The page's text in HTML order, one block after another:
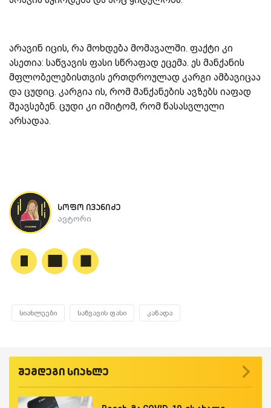
არავინ იცის, რა მოხდება მომავალში. ფაქტი კი
ასეთია: საწვავის ფასი სწრაფად ეცემა. ეს მანქანის
მფლობელებისთვის ერთდროულად კარგი ამბავიცაა
და ცუდიც. კარგია ის, რომ მანქანების ავზებს იაფად
შეავსებენ. ცუდი კი იმიტომ, რომ წასასვლელი
არსადაა.
სოფო ივანიძე
ავტორი
სიახლეები საწვავის ფასი კანადა
შემდეგი სიახლე